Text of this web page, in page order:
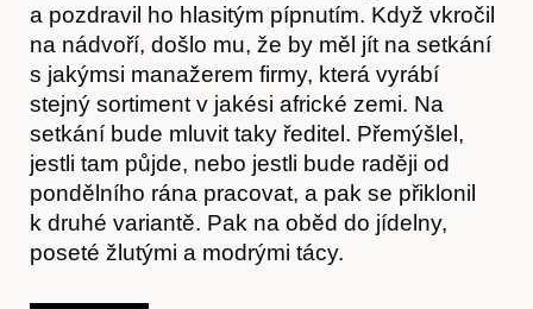
Předplatné
a pozdravil ho hlasitým pípnutím. Když vkročil
na nádvoří, došlo mu, že by měl jít na setkání
s jakýmsi manažerem firmy, která vyrábí
stejný sortiment v jakési africké zemi. Na
setkání bude mluvit taky ředitel. Přemýšlel,
jestli tam půjde, nebo jestli bude raději od
pondělního rána pracovat, a pak se přiklonil
k druhé variantě. Pak na oběd do jídelny,
poseté žlutými a modrými tácy.